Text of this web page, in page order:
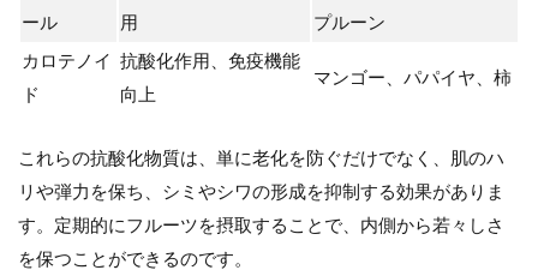
ール
用
プルーン
カロテノイ
ド
抗酸化作用、免疫機能
向上
マンゴー、パパイヤ、柿
これらの抗酸化物質は、単に老化を防ぐだけでなく、肌のハ
リや弾力を保ち、シミやシワの形成を抑制する効果がありま
す。定期的にフルーツを摂取することで、内側から若々しさ
を保つことができるのです。